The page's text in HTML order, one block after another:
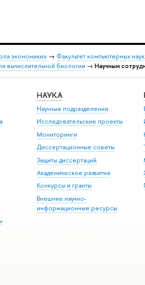
экономики» → Факультет компьютерных наук
вычислительной биологии → Научным
НАУКА
Научные подразделения
Исследовательские проекты
Мониторинги
Диссертационные советы
Защиты диссертаций
Академическое развитие
Конкурсы и гранты
Внешние научно-
информационные ресурсы